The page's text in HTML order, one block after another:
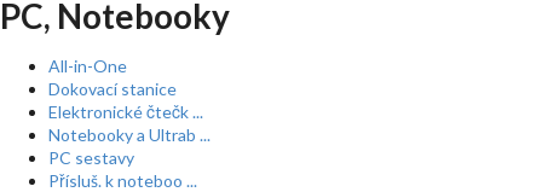
PC, Notebooky
All-in-One
Dokovací stanice
Elektronické čtečk ...
Notebooky a Ultrab ...
PC sestavy
Přísluš. k noteboo ...